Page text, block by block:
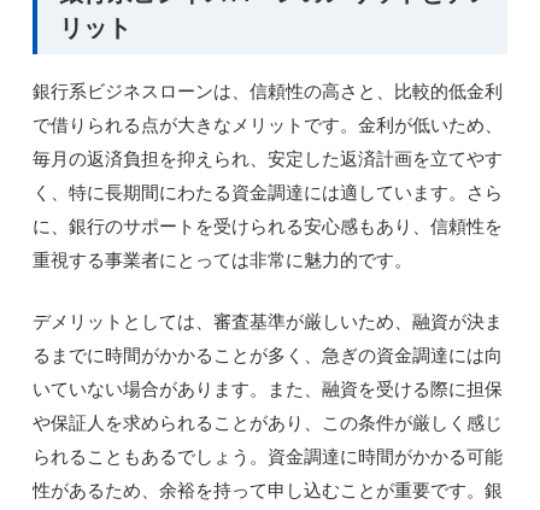
リット
銀行系ビジネスローンは、信頼性の高さと、比較的低金利
で借りられる点が大きなメリットです。金利が低いため、
毎月の返済負担を抑えられ、安定した返済計画を立てやす
く、特に長期間にわたる資金調達には適しています。さら
に、銀行のサポートを受けられる安心感もあり、信頼性を
重視する事業者にとっては非常に魅力的です。
デメリットとしては、審査基準が厳しいため、融資が決ま
るまでに時間がかかることが多く、急ぎの資金調達には向
いていない場合があります。また、融資を受ける際に担保
や保証人を求められることがあり、この条件が厳しく感じ
られることもあるでしょう。資金調達に時間がかかる可能
性があるため、余裕を持って申し込むことが重要です。銀